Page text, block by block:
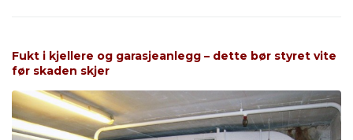
Fukt i kjellere og garasjeanlegg – dette bør styret vite
før skaden skjer